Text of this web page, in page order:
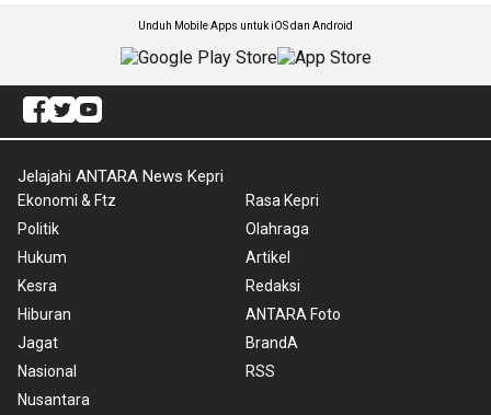
Unduh Mobile Apps untuk iOS dan Android
Jelajahi ANTARA News Kepri
Ekonomi & Ftz
Politik
Hukum
Kesra
Hiburan
Jagat
Nasional
Nusantara
Rasa Kepri
Olahraga
Artikel
Redaksi
ANTARA Foto
BrandA
RSS